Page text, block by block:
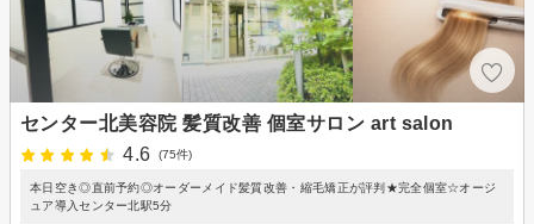
センター北美容院 髪質改善 個室サロン art salon
4.6
(75件)
本日空き◎直前予約◎オーダーメイド髪質改善・縮毛矯正が評判★完全個室☆オージ
ュア導入センター北駅5分